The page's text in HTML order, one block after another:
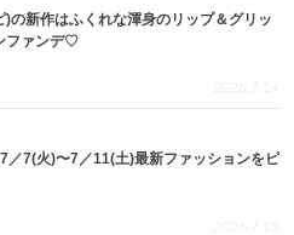
の新作はふくれな渾身のリップ＆グリッ
ファンデ♡
2026.7.14
7／7(火)〜7／11(土)最新ファッションをピ
2026.7.15